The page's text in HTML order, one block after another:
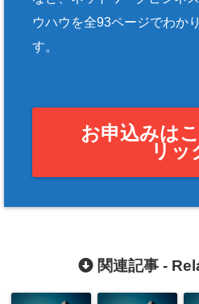
ウハウを全93ページでわか
す。
お申込みは
リッ
関連記事 -